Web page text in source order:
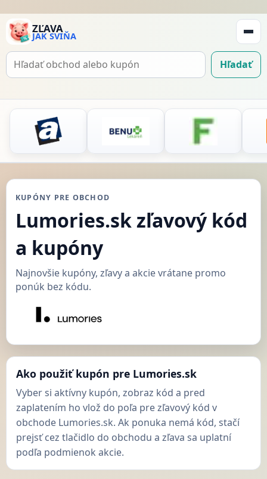
ZĽAVA
JAK SVIŇA
Hľadať
Hľadať
KUPÓNY PRE OBCHOD
Lumories.sk zľavový kód
a kupóny
Najnovšie kupóny, zľavy a akcie vrátane promo
ponúk bez kódu.
Ako použiť kupón pre Lumories.sk
Vyber si aktívny kupón, zobraz kód a pred
zaplatením ho vlož do poľa pre zľavový kód v
obchode Lumories.sk. Ak ponuka nemá kód, stačí
prejsť cez tlačidlo do obchodu a zľava sa uplatní
podľa podmienok akcie.